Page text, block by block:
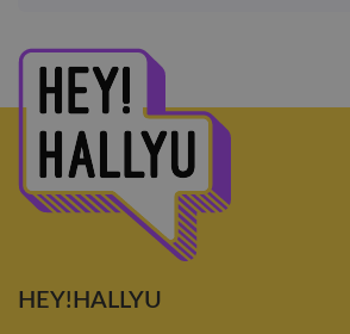
HEY!HALLYU